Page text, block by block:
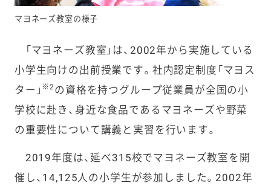
マヨネーズ教室の様子
「マヨネーズ教室」は、2002年から実施している
小学生向けの出前授業です。社内認定制度「マヨス
ター」 ※2の資格を持つグループ従業員が全国の小
学校に赴き、身近な食品であるマヨネーズや野菜
の重要性について講義と実習を行います。
2019年度は、延べ315校でマヨネーズ教室を開
催し、14,125人の小学生が参加しました。2002年